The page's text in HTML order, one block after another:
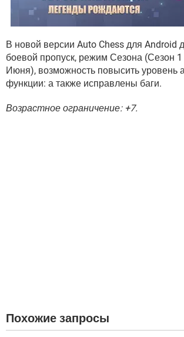
В новой версии Auto Chess для Android
боевой пропуск, режим Сезона (Сезон 1
Июня), возможность повысить уровень
функции: а также исправлены баги.
Возрастное ограничение: +7.
Похожие запросы